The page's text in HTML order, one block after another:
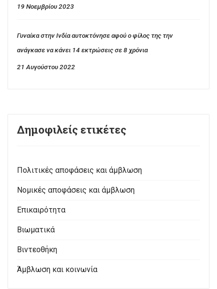
19 Νοεμβρίου 2023
Γυναίκα στην Ινδία αυτοκτόνησε αφού ο φίλος της την
ανάγκασε να κάνει 14 εκτρώσεις σε 8 χρόνια
21 Αυγούστου 2022
Δημοφιλείς ετικέτες
Πολιτικές αποφάσεις και άμβλωση
Νομικές αποφάσεις και άμβλωση
Επικαιρότητα
Βιωματικά
Βιντεοθήκη
Άμβλωση και κοινωνία